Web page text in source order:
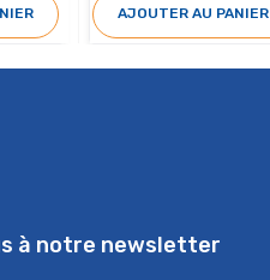
AJOUTER AU PANIER
à notre newsletter